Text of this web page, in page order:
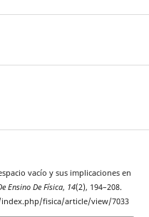
vacío y sus implicaciones en
Ensino De Física, 14(2), 194–208.
fisica/article/view/7033